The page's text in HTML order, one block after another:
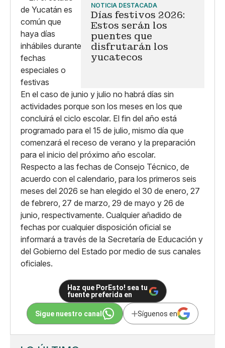
NOTICIA DESTACADA
Días festivos 2026:
Estos serán los
puentes que
disfrutarán los
yucatecos
En el caso de junio y julio no habrá días sin
actividades porque son los meses en los que
concluirá el ciclo escolar. El fin del año está
programado para el 15 de julio, mismo día que
comenzará el receso de verano y la preparación
para el inicio del próximo año escolar.
Respecto a las fechas de Consejo Técnico, de
acuerdo con el calendario, para los primeros seis
meses del 2026 se han elegido el 30 de enero, 27
de febrero, 27 de marzo, 29 de mayo y 26 de
junio, respectivamente. Cualquier añadido de
fechas por cualquier disposición oficial se
informará a través de la Secretaría de Educación y
del Gobierno del Estado por medio de sus canales
oficiales.
Haz que PorEsto! sea tu
fuente preferida en
Sigue nuestro canal Síguenos en